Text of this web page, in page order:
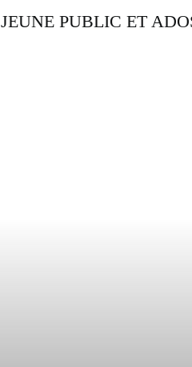
JEUNE PUBLIC ET